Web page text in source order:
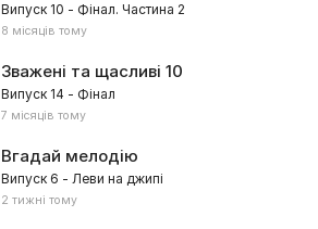
Випуск 10 - Фінал. Частина 2
8 місяців тому
Зважені та щасливі 10
Випуск 14 - Фінал
7 місяців тому
Вгадай мелодію
Випуск 6 - Леви на джипі
2 тижні тому